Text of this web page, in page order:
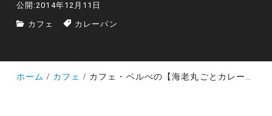
公開:2014年12月11日
カフェ カレーパン
ホーム カフェ カフェ・ベルべの【海老丸ごとカレーパン】横浜赤レンガ倉庫店でしか味わえない限定パン